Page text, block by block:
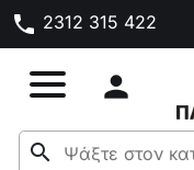
phone 2312 315 422

search